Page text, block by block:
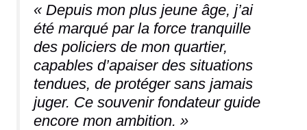
« Depuis mon plus jeune âge, j’ai
été marqué par la force tranquille
des policiers de mon quartier,
capables d’apaiser des situations
tendues, de protéger sans jamais
juger. Ce souvenir fondateur guide
encore mon ambition. »